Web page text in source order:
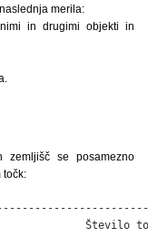
merila:
in drugimi objekti in
zemljišč se posamezno
točk:
Število